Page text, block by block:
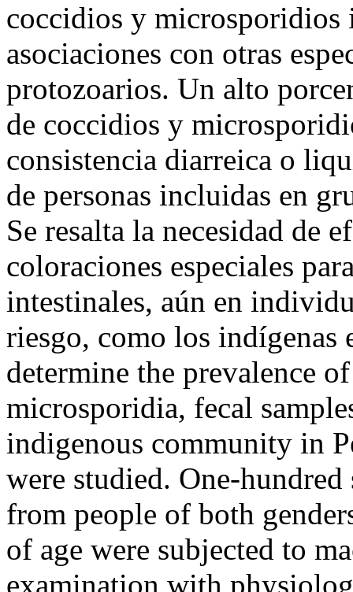
coccidios y microsporidios
asociaciones con otras
protozoarios. Un alto
de coccidios y
consistencia diarreica o
de personas incluidas en
Se resalta la necesidad de
coloraciones especiales
intestinales, aún en
riesgo, como los
determine the prevalence
microsporidia, fecal
indigenous community in
were studied. One-
from people of both
of age were subjected to
examination with